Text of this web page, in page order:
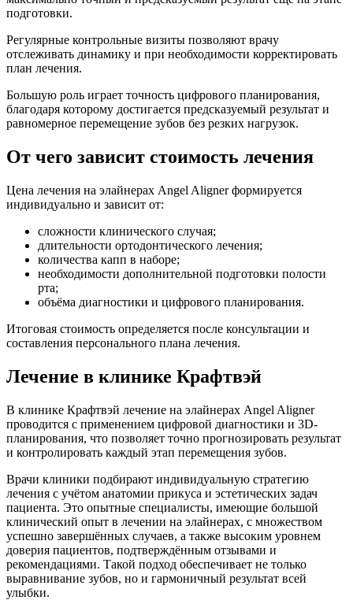
подготовки.
Регулярные контрольные визиты позволяют врачу
отслеживать динамику и при необходимости корректировать
план лечения.
Большую роль играет точность цифрового планирования,
благодаря которому достигается предсказуемый результат и
равномерное перемещение зубов без резких нагрузок.
От чего зависит стоимость лечения
Цена лечения на элайнерах Angel Aligner формируется
индивидуально и зависит от:
сложности клинического случая;
длительности ортодонтического лечения;
количества капп в наборе;
необходимости дополнительной подготовки полости
рта;
объёма диагностики и цифрового планирования.
Итоговая стоимость определяется после консультации и
составления персонального плана лечения.
Лечение в клинике Крафтвэй
В клинике Крафтвэй лечение на элайнерах Angel Aligner
проводится с применением цифровой диагностики и 3D-
планирования, что позволяет точно прогнозировать результат
и контролировать каждый этап перемещения зубов.
Врачи клиники подбирают индивидуальную стратегию
лечения с учётом анатомии прикуса и эстетических задач
пациента. Это опытные специалисты, имеющие большой
клинический опыт в лечении на элайнерах, с множеством
успешно завершённых случаев, а также высоким уровнем
доверия пациентов, подтверждённым отзывами и
рекомендациями. Такой подход обеспечивает не только
выравнивание зубов, но и гармоничный результат всей
улыбки.